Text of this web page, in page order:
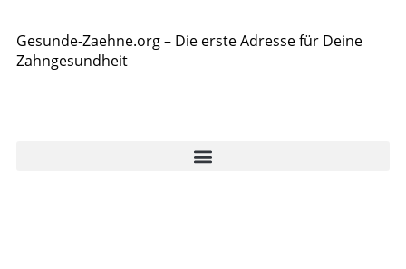
Gesunde-Zaehne.org – Die erste Adresse für Deine
Zahngesundheit